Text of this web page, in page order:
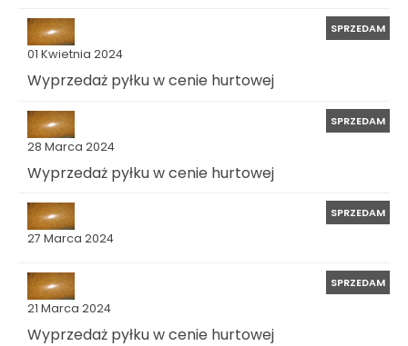
01 Kwietnia 2024
SPRZEDAM
Wyprzedaż pyłku w cenie hurtowej
28 Marca 2024
SPRZEDAM
Wyprzedaż pyłku w cenie hurtowej
27 Marca 2024
SPRZEDAM
21 Marca 2024
SPRZEDAM
Wyprzedaż pyłku w cenie hurtowej